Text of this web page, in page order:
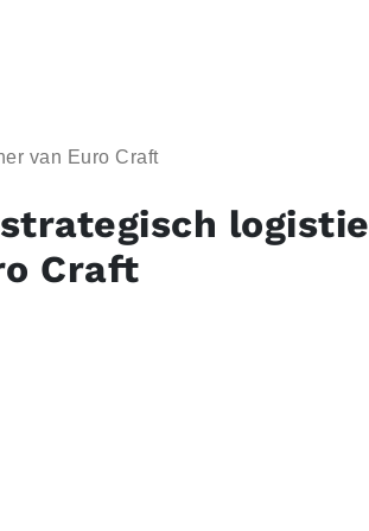
van Euro Craft
Craft